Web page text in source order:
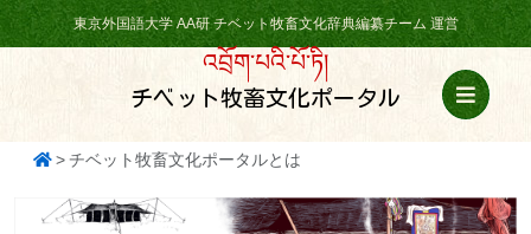
東京外国語大学 AA研 チベット牧畜文化辞典編纂チーム 運営
འབྲོག་པའི་པོ་ཏི།
チベット牧畜文化ポータル
チベット牧畜文化ポータルとは